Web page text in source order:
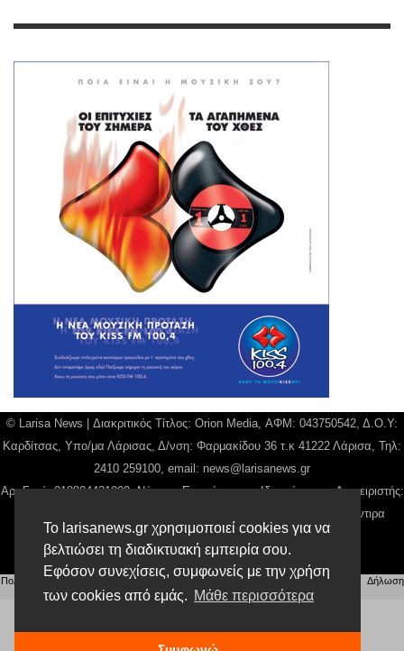
Το larisanews.gr χρησιμοποιεί cookies για να
βελτιώσει τη διαδικτυακή εμπειρία σου.
Εφόσον συνεχίσεις, συμφωνείς με την χρήση
των cookies από εμάς. Μάθε περισσότερα
© Larisa News | Διακριτικός Τίτλος: Orion Media, ΑΦΜ: 043750542, Δ.Ο.Υ:
Καρδίτσας, Υπο/μα Λάρισας, Δ/νση: Φαρμακίδου 36 τ.κ 41222 Λάρισα, Τηλ:
2410 259100, email: news@larisanews.gr
Αρ. Γεμή: 018804431000, Νόμιμος Εκπρόσωπος, Ιδιοκτήτης και Διαχειριστής:
Παναγιώτης Φιλίππου, Διευθύντρια: Γιαννουσά Βασιλική, Διευθύντιρα
Σύνταξης: Μπαλαμπάνη Βασιλική.
Δικαιούχος domain name Παναγιώτης Φιλίππου
Πολιτική Απορρήτου Αίτηση Διαχείρισης Προσωπικών Δεδομένων |Όροι χρήσης
Δήλωση
Συμμόρφωσης